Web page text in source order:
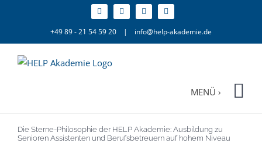
+49 89 - 21 54 59 20 | info@help-akademie.de
Die Sterne-Philosophie der HELP Akademie: Ausbildung zu
Senioren Assistenten und Berufsbetreuern auf hohem Niveau